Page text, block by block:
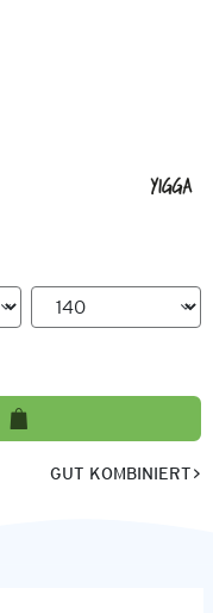
GUT KOMBINIERT